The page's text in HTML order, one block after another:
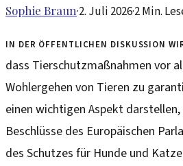
Sophie Braun·2. Juli 2026·2Min.
In der öffentlichen Diskussion
dass Tierschutzmaßnahmen vor
Wohlergehen von Tieren zu
einen wichtigen Aspekt
Beschlüsse des Europäischen
des Schutzes für Hunde und